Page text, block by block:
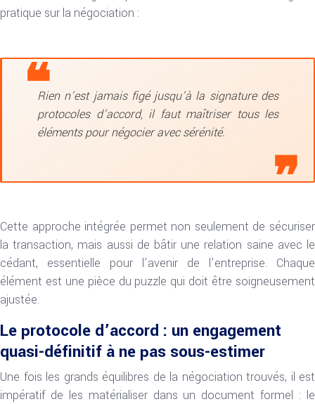
pratique sur la négociation :
Rien n’est jamais figé jusqu’à la signature des
protocoles d’accord, il faut maîtriser tous les
éléments pour négocier avec sérénité.
Cette approche intégrée permet non seulement de sécuriser
la transaction, mais aussi de bâtir une relation saine avec le
cédant, essentielle pour l’avenir de l’entreprise. Chaque
élément est une pièce du puzzle qui doit être soigneusement
ajustée.
Le protocole d’accord : un engagement
quasi-définitif à ne pas sous-estimer
Une fois les grands équilibres de la négociation trouvés, il est
impératif de les matérialiser dans un document formel : le